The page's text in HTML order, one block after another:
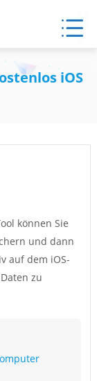
iOS
können Sie
und dann
auf dem iOS-
zu